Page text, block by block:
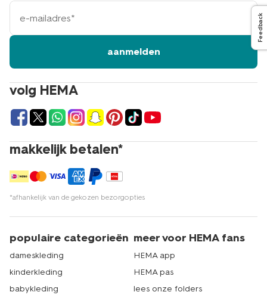
volg HEMA
makkelijk betalen*
*afhankelijk van de gekozen bezorgopties
e-
mailadres
aanmelden
populaire categorieën
dameskleding
kinderkleding
babykleding
meer voor HEMA fans
HEMA app
HEMA pas
lees onze folders
Feedback